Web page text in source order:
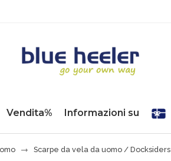
Vendita% Informazioni su
Scarpe da vela da uomo / Docksiders